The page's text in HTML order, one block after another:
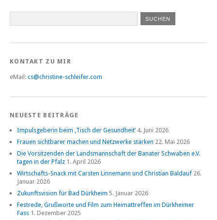
KONTAKT ZU MIR
eMail: cs@christine-schleifer.com
NEUESTE BEITRÄGE
Impulsgeberin beim ‚Tisch der Gesundheit‘ 4. Juni 2026
Frauen sichtbarer machen und Netzwerke stärken 22. Mai 2026
Die Vorsitzenden der Landsmannschaft der Banater Schwaben e.V.
tagen in der Pfalz 1. April 2026
Wirtschafts-Snack mit Carsten Linnemann und Christian Baldauf 26.
Januar 2026
Zukunftsvision für Bad Dürkheim 5. Januar 2026
Festrede, Grußworte und Film zum Heimattreffen im Dürkheimer
Fass 1. Dezember 2025